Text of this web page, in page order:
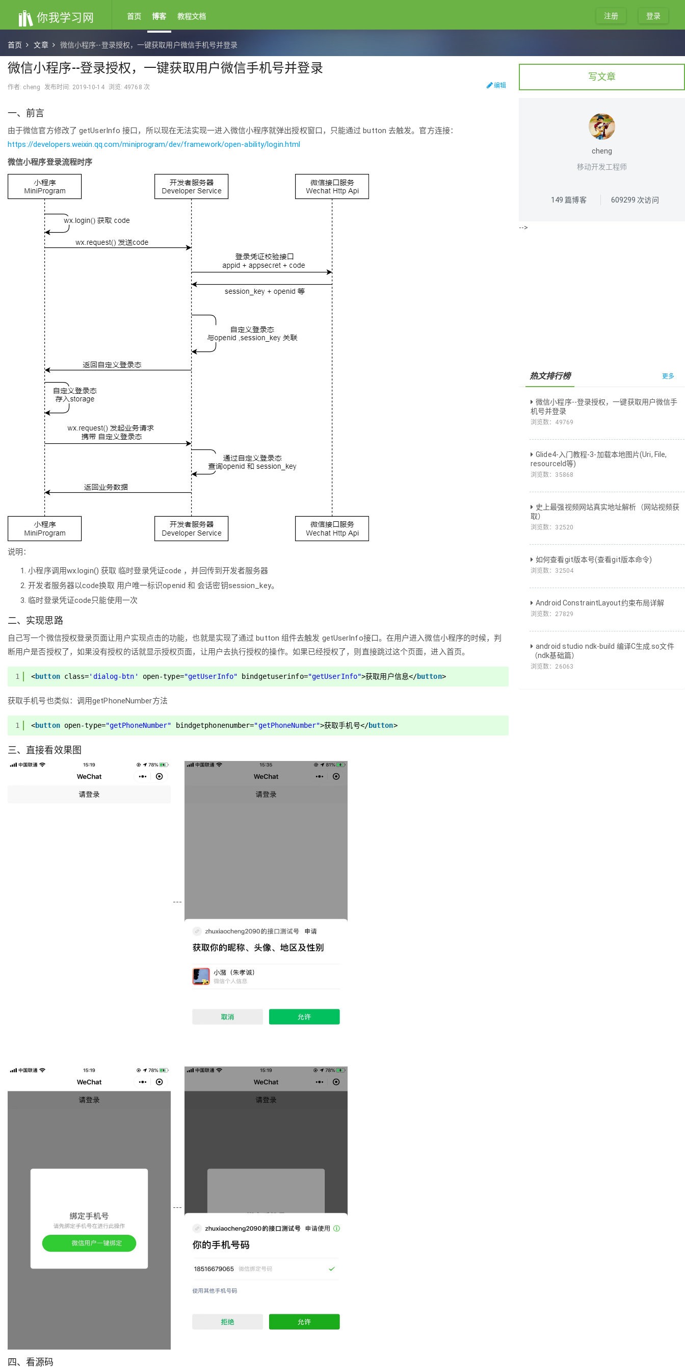
你我学习网 首页 博客 教程文档 登录
注册
首页 文章 微信小程序--登录授权，一键获取用户微信手机号并登录
微信小程序--登录授权，一键获取用户微信手机号并登录
作者: cheng 发布时间: 2019-10-14 浏览: 49768 次 编辑
一、前言
由于微信官方修改了 getUserInfo 接口，所以现在无法实现一进入微信小程序就弹出授权窗口，只能通过 button 去触发。官方连接：
https://developers.weixin.qq.com/miniprogram/dev/framework/open-ability/login.html
微信小程序登录流程时序
说明：
小程序调用wx.login() 获取 临时登录凭证code ，并回传到开发者服务器
开发者服务器以code换取 用户唯一标识openid 和 会话密钥session_key。
临时登录凭证code只能使用一次
二、实现思路
自己写一个微信授权登录页面让用户实现点击的功能，也就是实现了通过 button 组件去触发 getUserInfo接口。在用户进入微信小程序的时候，判
断用户是否授权了，如果没有授权的话就显示授权页面，让用户去执行授权的操作。如果已经授权了，则直接跳过这个页面，进入首页。
1 <button class='dialog-btn' open-type="getUserInfo" bindgetuserinfo="getUserInfo">获取用户信息</button>
获取手机号也类似：调用getPhoneNumber方法
1 <button open-type="getPhoneNumber" bindgetphonenumber="getPhoneNumber">获取手机号</button>
三、直接看效果图
---
---
四、看源码
写文章
cheng
移动开发工程师
149 篇博客 609299 次访问
-->
热文排行榜 更多
微信小程序--登录授权，一键获取用户微信手
机号并登录
浏览数： 49769
Glide4-入门教程-3-加载本地图片(Uri, File,
resourceId等)
浏览数： 35868
史上最强视频网站真实地址解析（网站视频获
取）
浏览数： 32520
如何查看git版本号(查看git版本命令)
浏览数： 32504
Android ConstraintLayout约束布局详解
浏览数： 27829
android studio ndk-build 编译C生成.so文件
（ndk基础篇）
浏览数： 26063